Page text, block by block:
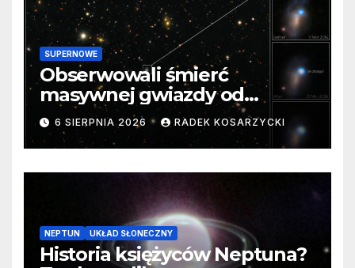
SUPERNOWE
Obserwowali śmierć
masywnej gwiazdy od
samego początku. Niezwykle
cenne dane
6 SIERPNIA 2026 RADEK KOSARZYCKI
NEPTUN UKŁAD SŁONECZNY
Historia księżyców Neptuna?